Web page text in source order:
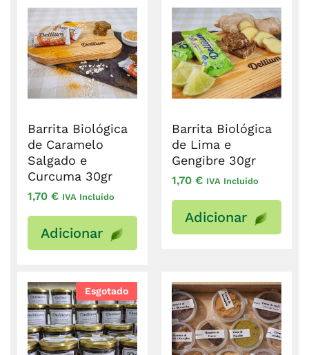
Barrita Biológica
de Caramelo
Salgado e
Curcuma 30gr
1,70 € IVA Incluído
Adicionar
Barrita Biológica
de Lima e
Gengibre 30gr
1,70 € IVA Incluído
Adicionar
Esgotado